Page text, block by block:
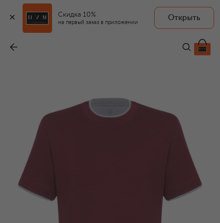
Скидка 10%
на первый заказ в приложении
Открыть
55 800 ₽